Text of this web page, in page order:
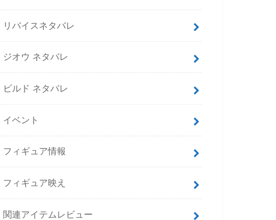
リバイスネタバレ
ジオウ ネタバレ
ビルド ネタバレ
イベント
フィギュア情報
フィギュア映え
関連アイテムレビュー